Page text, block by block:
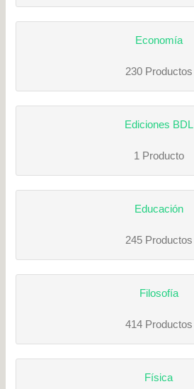
Economía
230 Productos
Ediciones BDL
1 Producto
Educación
245 Productos
Filosofía
414 Productos
Física